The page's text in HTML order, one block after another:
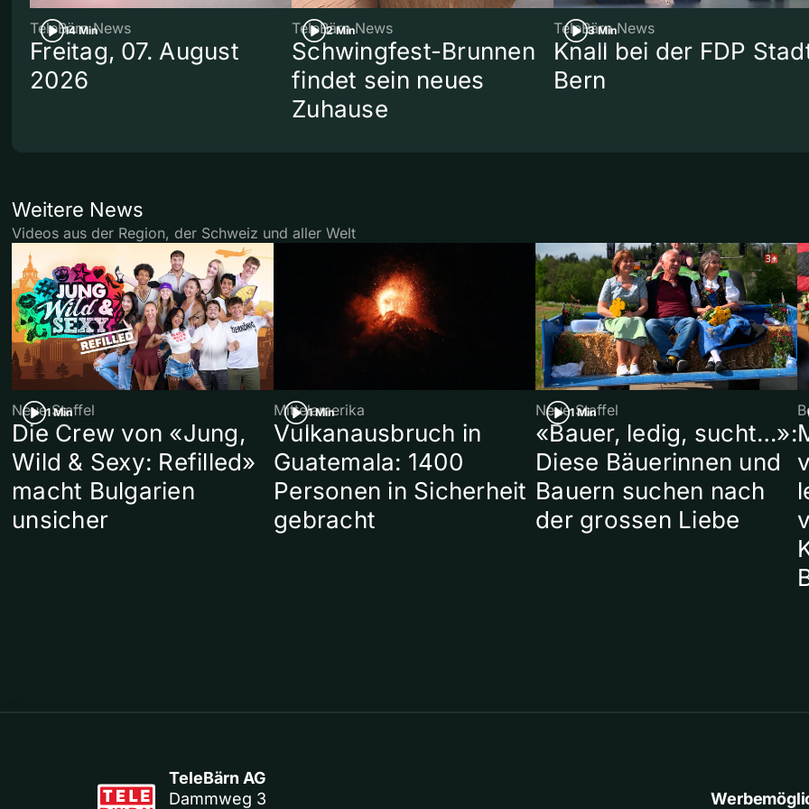
14 Min
TeleBärn News
Freitag, 07. August
2026
2 Min
TeleBärn News
Schwingfest-Brunnen
findet sein neues
Zuhause
3 Min
TeleBärn News
Knall bei der FDP
Bern
Weitere News
Videos aus der Region, der Schweiz und aller Welt
1 Min
Neue Staffel
Die Crew von «Jung,
Wild & Sexy: Refilled»
macht Bulgarien
unsicher
1 Min
Mittelamerika
Vulkanausbruch in
Guatemala: 1400
Personen in Sicherheit
gebracht
1 Min
Neue Staffel
«Bauer, ledig, sucht…»:
Diese Bäuerinnen und
Bauern suchen nach
der grossen Liebe
TeleBärn AG
Dammweg 3